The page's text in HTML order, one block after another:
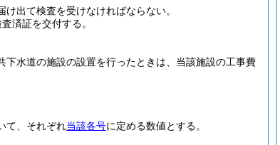
出て検査を受けなければならない。
済証を交付する。
水道の施設の設置を行ったときは、当該施設の工事費
て、それぞれ当該各号に定める数値とする。